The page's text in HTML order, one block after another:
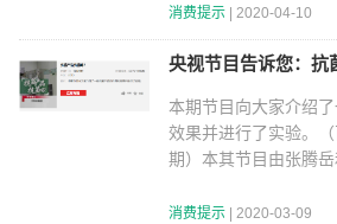
消费提示 | 2020-04-10
央视节目告诉您：抗
本期节目向大家介绍
效果并进行了实验。
期）本其节目由张腾
消费提示 | 2020-03-09